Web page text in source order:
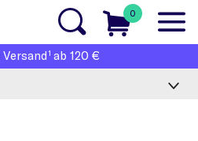
0
Versand1 ab 120 €